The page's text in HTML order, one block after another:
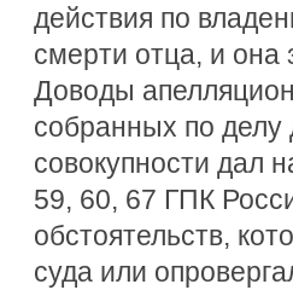
действия по
смерти отца, и
Доводы
собранных по делу
совокупности дал
59, 60, 67 ГПК
обстоятельств,
суда или